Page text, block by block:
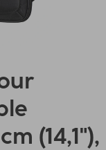
(14,1"),